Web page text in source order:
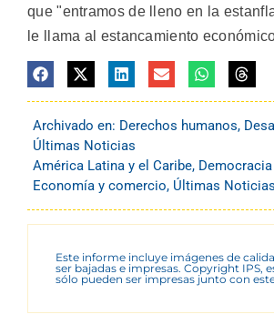
que "entramos de lleno en la
le llama al estancamiento
Archivado en: Derechos humanos,
Últimas Noticias
América Latina y el Caribe,
Economía y comercio, Últimas Noticias
Este informe incluye imágenes de
ser bajadas e impresas. Copyright IPS,
sólo pueden ser impresas junto con